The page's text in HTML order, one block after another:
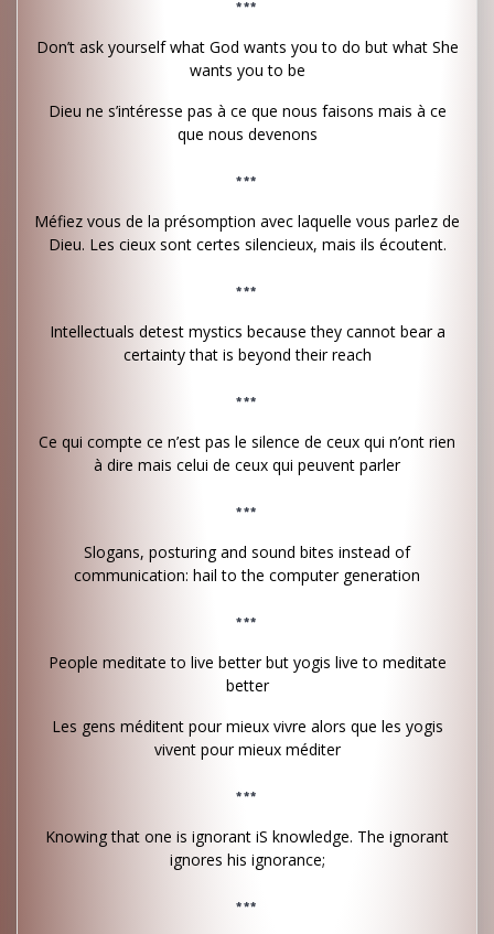
***
Don’t ask yourself what God wants you to do but what She
wants you to be
Dieu ne s’intéresse pas à ce que nous faisons mais à ce
que nous devenons
***
Méfiez vous de la présomption avec laquelle vous parlez de
Dieu. Les cieux sont certes silencieux, mais ils écoutent.
***
Intellectuals detest mystics because they cannot bear a
certainty that is beyond their reach
***
Ce qui compte ce n’est pas le silence de ceux qui n’ont rien
à dire mais celui de ceux qui peuvent parler
***
Slogans, posturing and sound bites instead of
communication: hail to the computer generation
***
People meditate to live better but yogis live to meditate
better
Les gens méditent pour mieux vivre alors que les yogis
vivent pour mieux méditer
***
Knowing that one is ignorant iS knowledge. The ignorant
ignores his ignorance;
***